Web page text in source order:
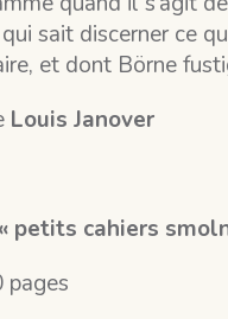
sait discerner ce
et dont Börne
Louis Janover
« petits cahiers
pages